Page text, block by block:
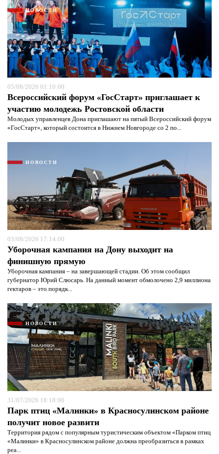
НОВОСТИ
05/08/2026 01:10:00
Всероссийский форум «ГосСтарт» приглашает к
участию молодежь Ростовской области
Молодых управленцев Дона приглашают на пятый Всероссийский форум
«ГосСтарт», который состоится в Нижнем Новгороде со 2 по...
НОВОСТИ
03/08/2026 17:14:00
Уборочная кампания на Дону выходит на
финишную прямую
Уборочная кампания – на завершающей стадии. Об этом сообщил
губернатор Юрий Слюсарь. На данный момент обмолочено 2,9 миллиона
гектаров – это порядк...
НОВОСТИ
31/07/2026 18:18:00
Парк птиц «Малинки» в Красносулинском районе
получит новое развити
Территория рядом с популярным туристическим объектом «Парком птиц
«Малинки» в Красносулинском районе должна преобразиться в рамках
реа...
защиты информации*
Я согласен сполитикой конфиденциальности и